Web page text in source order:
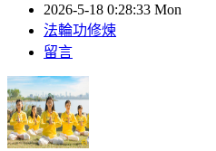
2026-5-18 0:28:33 Mon
法輪功修煉
留言